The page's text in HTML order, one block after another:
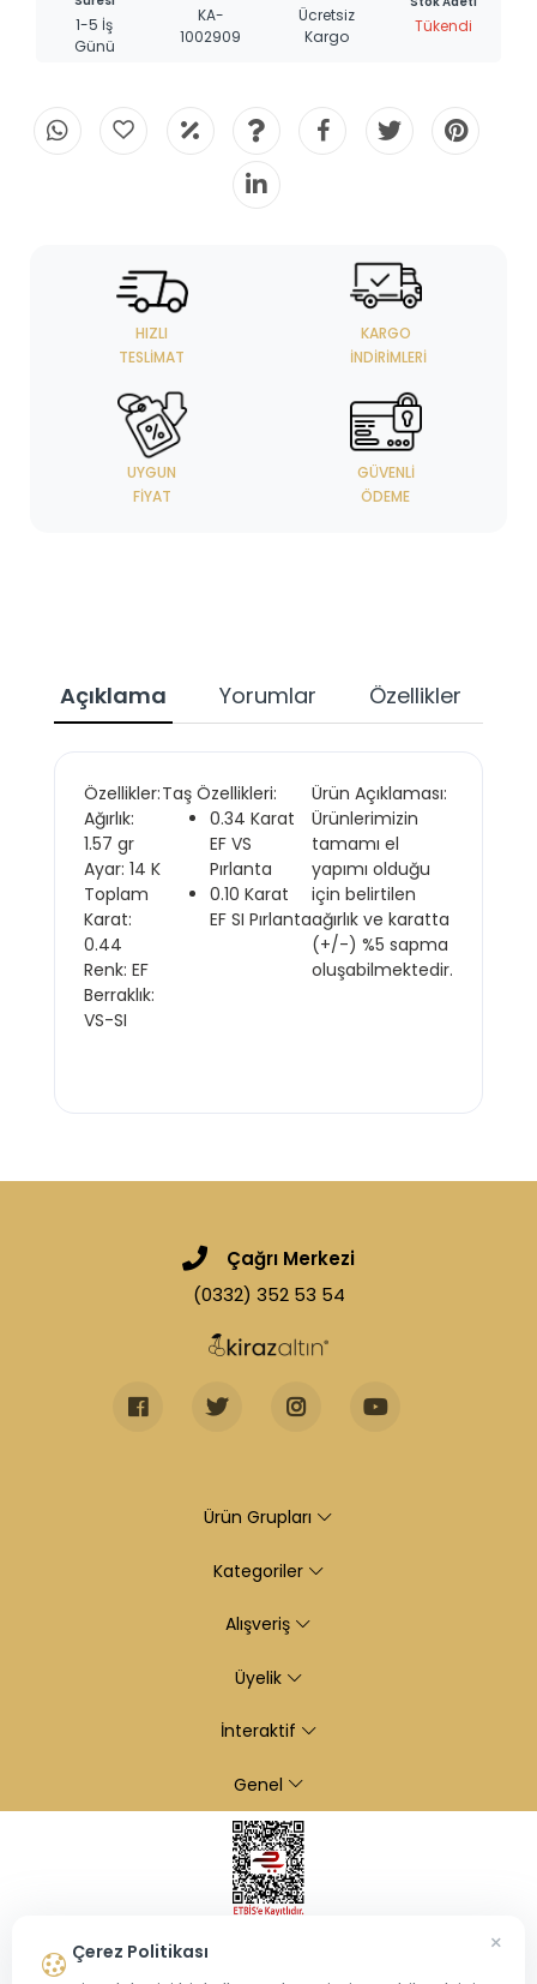
1-5 İş
Günü
KA-
1002909
Ücretsiz
Kargo
Tükendi
HIZLI
TESLIMAT
KARGO
İNDIRIMLERI
UYGUN
FIYAT
GÜVENLI
ÖDEME
Açıklama Yorumlar Özellikler
Özellikler:Taş Özellikleri:
Ürün Açıklaması:
Ağırlık:
1.57 gr
Ayar: 14 K
Toplam
Karat:
0.44
Renk: EF
Berraklık:
VS-SI
0.34 Karat
EF VS
Pırlanta
0.10 Karat
EF SI Pırlanta
Ürünlerimizin
tamamı el
yapımı olduğu
için belirtilen
ağırlık ve karatta
(+/-) %5 sapma
oluşabilmektedir.
Çağrı Merkezi
(0332) 352 53 54
Ürün Grupları
Kategoriler
Alışveriş
Üyelik
İnteraktif
Genel
Çerez Politikası
×